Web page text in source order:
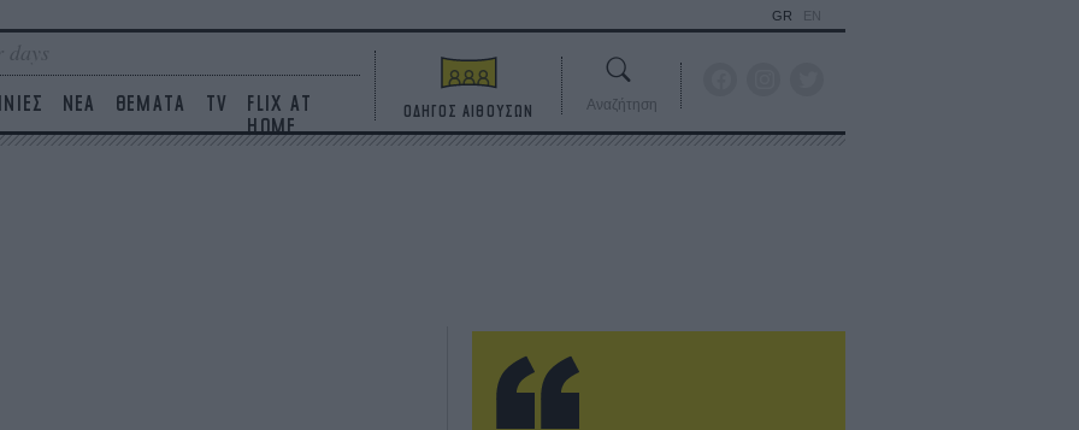
days
ΝΕΑ ΘΕΜΑΤΑ TV
FLIX AT
HOME
GR EN
ΟΔΗΓΟΣ ΑΙΘΟΥΣΩΝ Αναζήτηση